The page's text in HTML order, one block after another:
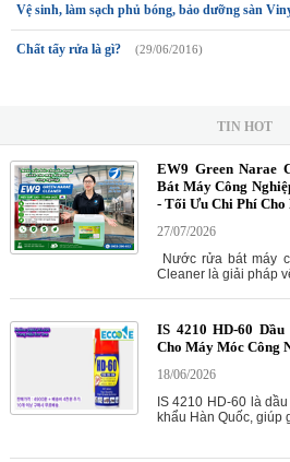
Vệ sinh, làm sạch phủ bóng, bảo dưỡng sàn
Chất tẩy rửa là gì? (29/06/2016)
TIN HOT
EW9 Green Narae
Bát Máy Công
- Tối Ưu Chi Phí Cho
27/07/2026
Nước rửa bát máy
Cleaner là giải pháp
IS 4210 HD-60
Cho Máy Móc Công
18/06/2026
IS 4210 HD-60 là
khẩu Hàn Quốc, giúp